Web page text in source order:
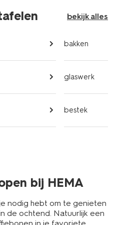
bekijk alles
bakken
glaswerk
bestek
bij HEMA
nodig hebt om te genieten
de ochtend. Natuurlijk een